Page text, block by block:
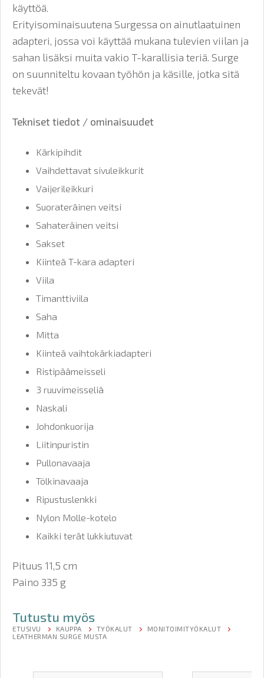
käyttöä.
Erityisominaisuutena Surgessa on ainutlaatuinen
adapteri, jossa voi käyttää mukana tulevien viilan ja
sahan lisäksi muita vakio T-karallisia teriä. Surge
on suunniteltu kovaan työhön ja käsille, jotka sitä
tekevät!
Tekniset tiedot / ominaisuudet
Kärkipihdit
Vaihdettavat sivuleikkurit
Vaijerileikkuri
Suorateräinen veitsi
Sahateräinen veitsi
Sakset
Kiinteä T-kara adapteri
Viila
Timanttiviila
Saha
Mitta
Kiinteä vaihtokärkiadapteri
Ristipäämeisseli
3 ruuvimeisseliä
Naskali
Johdonkuorija
Liitinpuristin
Pullonavaaja
Tölkinavaaja
Ripustuslenkki
Nylon Molle-kotelo
Kaikki terät lukkiutuvat
Pituus 11,5 cm
Paino 335 g
Tutustu myös
ETUSIVU KAUPPA TYÖKALUT
MONITOIMITYÖKALUT
LEATHERMAN SURGE MUSTA